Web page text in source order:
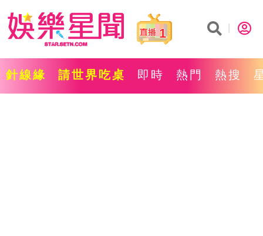
1
針線緣 請世界吃桌 即時 熱門 熱搜